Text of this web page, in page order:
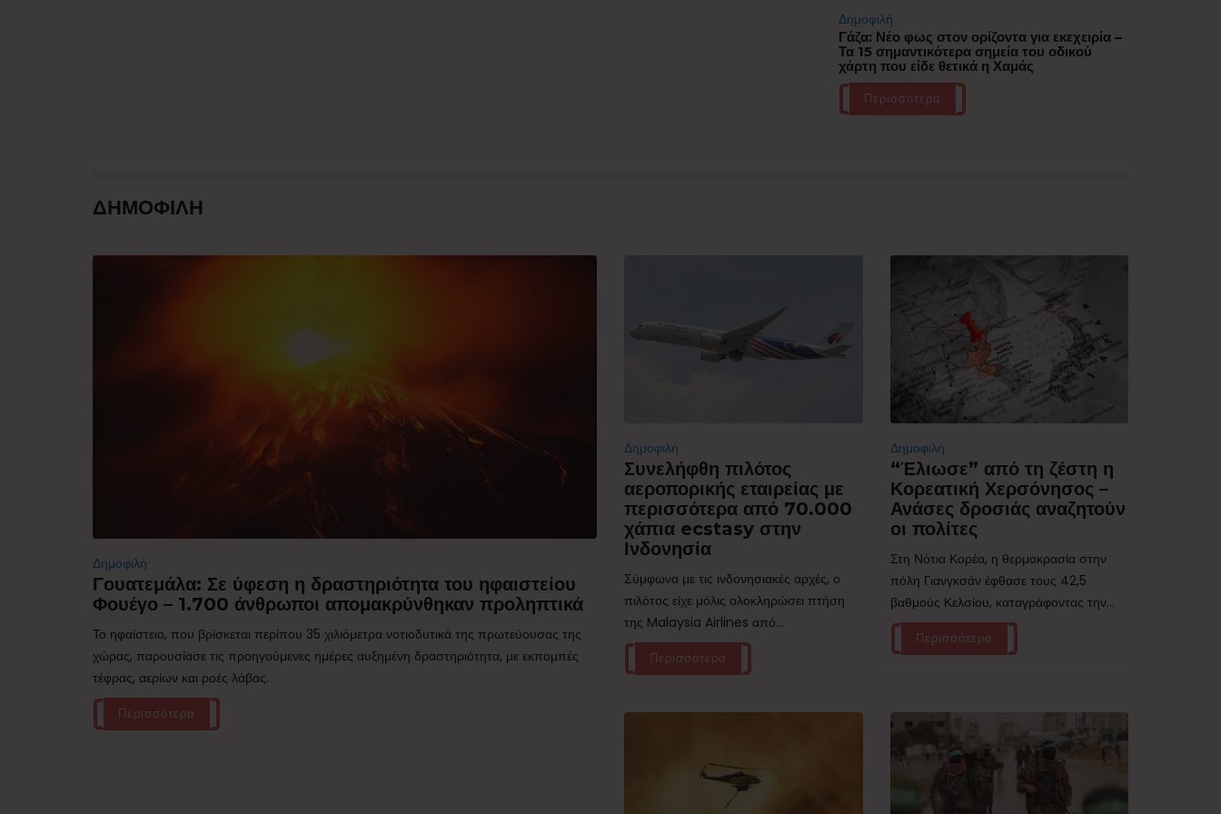
Δημοφιλή
Γάζα: Νέο φως στον ορίζοντα για εκεχειρία –
Τα 15 σημαντικότερα σημεία του οδικού
χάρτη που είδε θετικά η Χαμάς
Περισσότερα
ΔΗΜΟΦΙΛΗ
Δημοφιλή
Γουατεμάλα: Σε ύφεση η δραστηριότητα του ηφαιστείου
Φουέγο – 1.700 άνθρωποι απομακρύνθηκαν προληπτικά
Το ηφαίστειο, που βρίσκεται περίπου 35 χιλιόμετρα νοτιοδυτικά της πρωτεύουσας της
χώρας, παρουσίασε τις προηγούμενες ημέρες αυξημένη δραστηριότητα, με εκπομπές
τέφρας, αερίων και ροές λάβας.
Περισσότερα
Δημοφιλή
Συνελήφθη πιλότος
αεροπορικής εταιρείας με
περισσότερα από 70.000
χάπια ecstasy στην
Ινδονησία
Σύμφωνα με τις ινδονησιακές αρχές, ο
πιλότος είχε μόλις ολοκληρώσει πτήση
της Malaysia Airlines από...
Περισσότερα
Δημοφιλή
“Έλιωσε” από τη ζέστη η
Κορεατική Χερσόνησος –
Ανάσες δροσιάς αναζητούν
οι πολίτες
Στη Νότια Κορέα, η θερμοκρασία στην
πόλη Γιανγκσάν έφθασε τους 42,5
βαθμούς Κελσίου, καταγράφοντας την...
Περισσότερα